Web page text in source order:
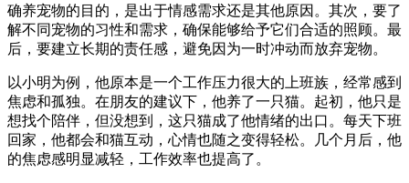
确养宠物的目的，是出于情感需求还是其他原因。其次，要了
解不同宠物的习性和需求，确保能够给予它们合适的照顾。最
后，要建立长期的责任感，避免因为一时冲动而放弃宠物。
以小明为例，他原本是一个工作压力很大的上班族，经常感到
焦虑和孤独。在朋友的建议下，他养了一只猫。起初，他只是
想找个陪伴，但没想到，这只猫成了他情绪的出口。每天下班
回家，他都会和猫互动，心情也随之变得轻松。几个月后，他
的焦虑感明显减轻，工作效率也提高了。